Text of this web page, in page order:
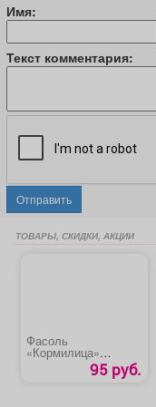
Имя:
Текст комментария:
Отправить
ТОВАРЫ, СКИДКИ, АКЦИИ
Фасоль
«Кормилица»
красная 95 руб.